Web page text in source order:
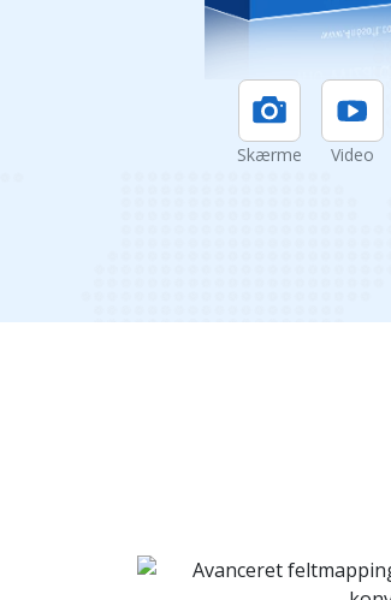
Skærme Video